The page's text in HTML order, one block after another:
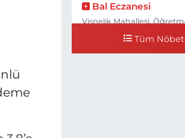
Bal Eczanesi
Vişnelik Mahallesi,
Tüm